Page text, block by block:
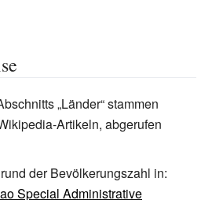
„Länder“ stammen
Artikeln, abgerufen
der Bevölkerungszahl in:
Special Administrative